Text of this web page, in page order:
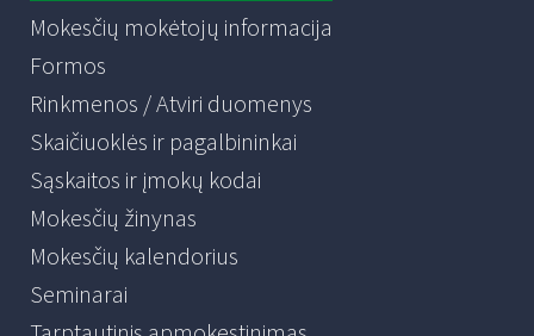
Mokesčių mokėtojų informacija
Formos
Rinkmenos / Atviri duomenys
Skaičiuoklės ir pagalbininkai
Sąskaitos ir įmokų kodai
Mokesčių žinynas
Mokesčių kalendorius
Seminarai